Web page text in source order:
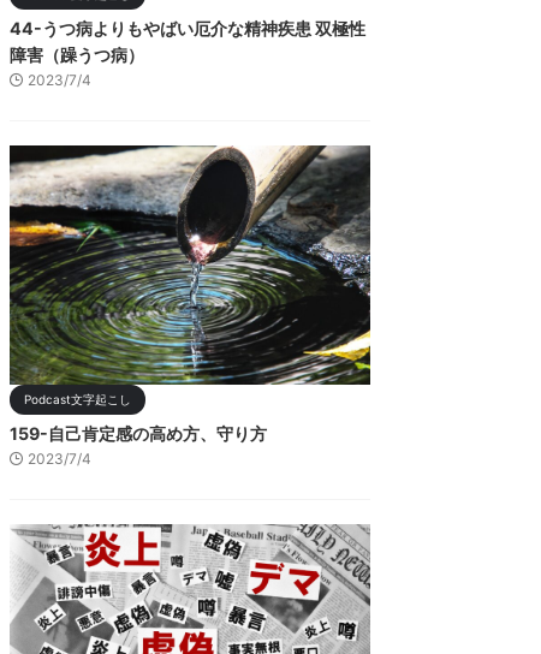
44-うつ病よりもやばい厄介な精神疾患 双極性
障害（躁うつ病）
2023/7/4
Podcast文字起こし
159-自己肯定感の高め方、守り方
2023/7/4